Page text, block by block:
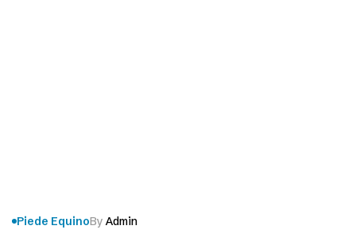
Piede EquinoBy Admin